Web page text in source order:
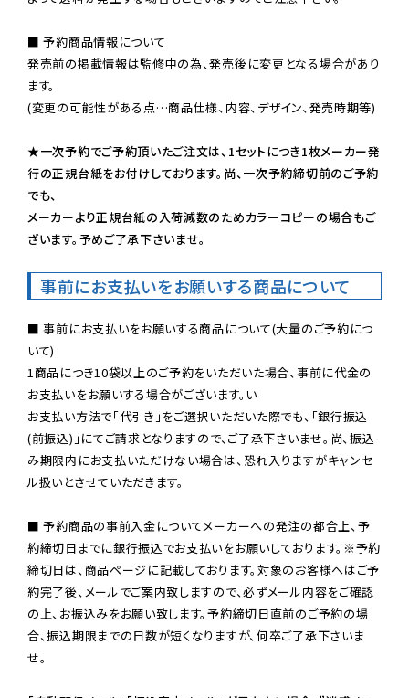
■ 予約商品情報について
発売前の掲載情報は監修中の為、発売後に変更となる場合があり
ます。
(変更の可能性がある点…商品仕様、内容、デザイン、発売時期等)
★一次予約でご予約頂いたご注文は、1セットにつき1枚メーカー発
行の正規台紙をお付けしております。尚、一次予約締切前のご予約
でも、
メーカーより正規台紙の入荷減数のためカラーコピーの場合もご
ざいます。予めご了承下さいませ。
事前にお支払いをお願いする商品について
■ 事前にお支払いをお願いする商品について(大量のご予約につ
いて)
1商品につき10袋以上のご予約をいただいた場合、事前に代金の
お支払いをお願いする場合がございます。い
お支払い方法で「代引き」をご選択いただいた際でも、「銀行振込
(前振込)」にてご請求となりますので、ご了承下さいませ。尚、振込
み期限内にお支払いただけない場合は、恐れ入りますがキャンセ
ル扱いとさせていただきます。
■ 予約商品の事前入金についてメーカーへの発注の都合上、予
約締切日までに銀行振込でお支払いをお願いしております。※予約
締切日は、商品ページに記載しております。対象のお客様へはご予
約完了後、メールでご案内致しますので、必ずメール内容をご確認
の上、お振込みをお願い致します。予約締切日直前のご予約の場
合、振込期限までの日数が短くなりますが、何卒ご了承下さいま
せ。